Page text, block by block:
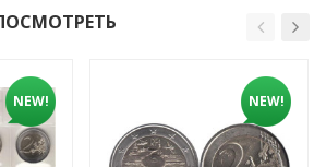
NEW! NEW!